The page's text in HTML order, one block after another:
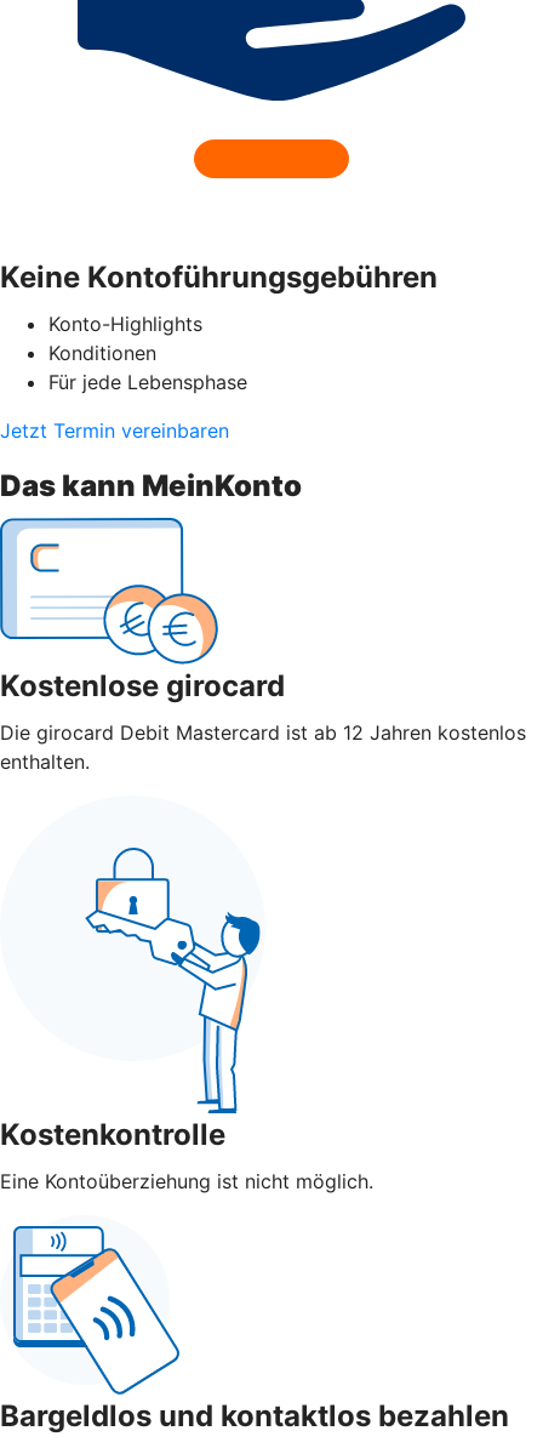
Keine Kontoführungsgebühren
Konto-Highlights
Konditionen
Für jede Lebensphase
Jetzt Termin vereinbaren
Das kann MeinKonto
Kostenlose girocard
Die girocard Debit Mastercard ist ab 12 Jahren kostenlos
enthalten.
Kostenkontrolle
Eine Kontoüberziehung ist nicht möglich.
Bargeldlos und kontaktlos bezahlen